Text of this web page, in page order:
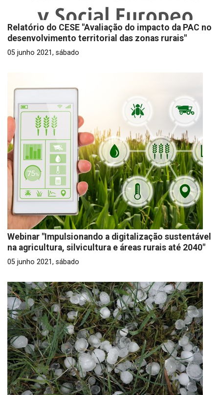
Relatório do CESE "Avaliação do impacto da PAC no
desenvolvimento territorial das zonas rurais"
05 junho 2021, sábado
Webinar "Impulsionando a digitalização sustentável
na agricultura, silvicultura e áreas rurais até 2040"
05 junho 2021, sábado